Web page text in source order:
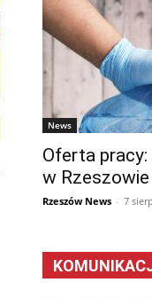
News
Oferta
w Rzeszowie
Rzeszów News - 7